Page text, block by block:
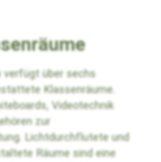
verfügt über sechs
Klassenräume.
Videotechnik
zur
Lichtdurchflutete und
Räume sind eine